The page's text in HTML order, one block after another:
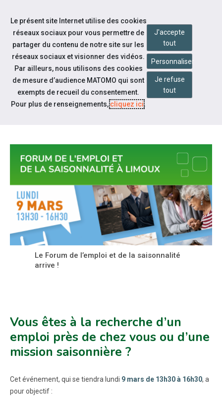
Aller au contenu
Notre actualité
FORUM DE L'EMPLOI ET DE LA
Le Forum de l’emploi et de la saisonnalité
arrive !
Vous êtes à la recherche d’un
emploi près de chez vous ou d’une
mission saisonnière ?
Cet événement, qui se tiendra lundi 9 mars de 13h30 à 16h30, a
pour objectif :
Le présent site Internet utilise des cookies
réseaux sociaux pour vous permettre de
partager du contenu de notre site sur les
réseaux sociaux et visionner des vidéos.
Par ailleurs, nous utilisons des cookies
de mesure d’audience MATOMO qui sont
exempts de recueil du consentement.
Pour plus de renseignements,cliquez ici.
J'accepte
tout
Personnaliser
Je refuse
tout